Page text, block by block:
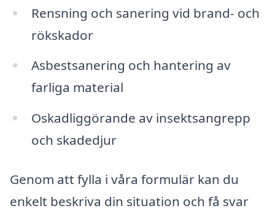
Rensning och sanering vid brand- och
rökskador
Asbestsanering och hantering av
farliga material
Oskadliggörande av insektsangrepp
och skadedjur
Genom att fylla i våra formulär kan du
enkelt beskriva din situation och få svar